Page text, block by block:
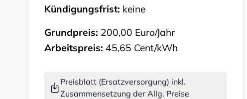
Kündigungsfrist: keine
Grundpreis: 200,00 Euro/Jahr
Arbeitspreis: 45,65 Cent/kWh
Preisblatt (Ersatzversorgung) inkl.
Zusammensetzung der Allg. Preise